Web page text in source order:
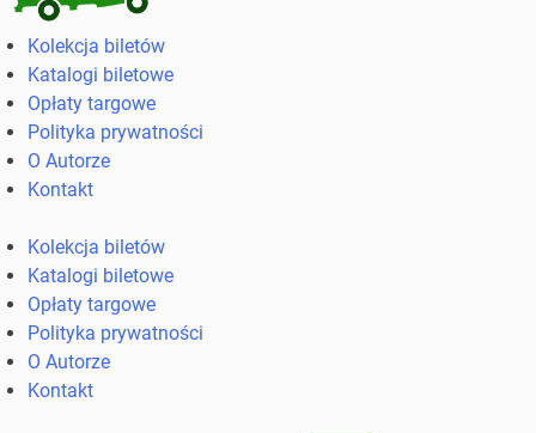
Kolekcja
biletów
komunikacji
miejskiej
kolejowych
Kolekcja biletów
Katalogi biletowe
Opłaty targowe
Polityka prywatności
O Autorze
Kontakt
Kolekcja biletów
Katalogi biletowe
Opłaty targowe
Polityka prywatności
O Autorze
Kontakt